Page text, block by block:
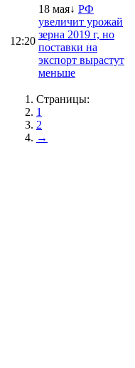
12:20
18 мая↓ РФ
увеличит урожай
зерна 2019 г, но
поставки на
экспорт вырастут
меньше
Страницы:
1
2
→